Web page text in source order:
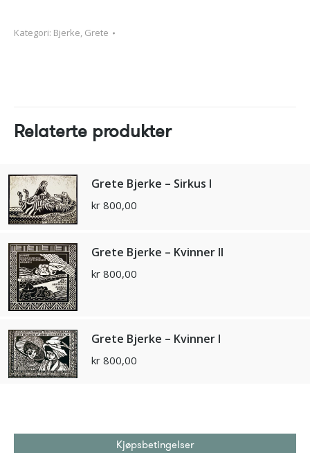
Kategori: Bjerke, Grete
Relaterte produkter
Grete Bjerke – Sirkus I
kr 800,00
Grete Bjerke – Kvinner II
kr 800,00
Grete Bjerke – Kvinner I
kr 800,00
Kjøpsbetingelser